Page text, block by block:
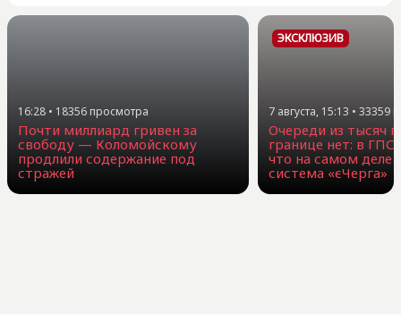
16:28 • 18356 просмотра
Почти миллиард гривен за
свободу — Коломойскому
продлили содержание под
стражей
ЭКСКЛЮЗИВ
7 августа, 15:13 • 33359
Очереди из тысяч
границе нет: в
что на самом деле
система «єЧерга»